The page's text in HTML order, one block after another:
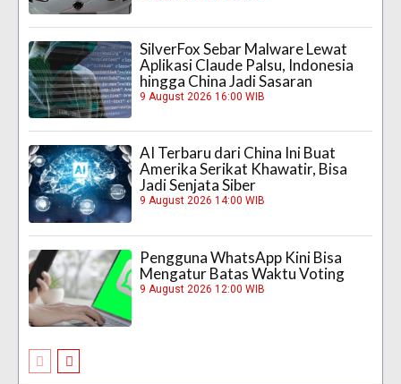
SilverFox Sebar Malware Lewat
Aplikasi Claude Palsu, Indonesia
hingga China Jadi Sasaran
9 August 2026 16:00 WIB
AI Terbaru dari China Ini Buat
Amerika Serikat Khawatir, Bisa
Jadi Senjata Siber
9 August 2026 14:00 WIB
Pengguna WhatsApp Kini Bisa
Mengatur Batas Waktu Voting
9 August 2026 12:00 WIB